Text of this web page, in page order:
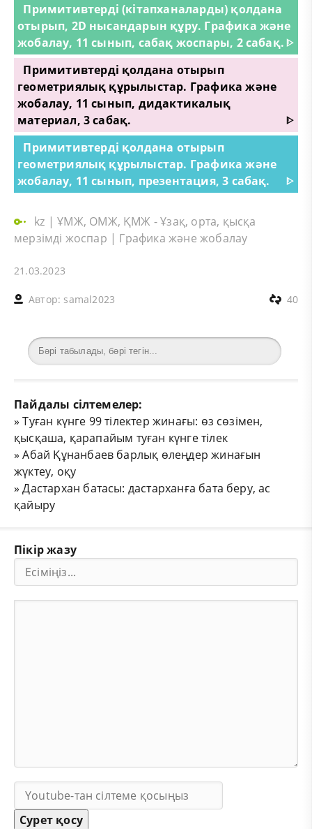
Примитивтерді (кітапханаларды) қолдана
отырып, 2D нысандарын құру. Графика және
жобалау, 11 сынып, сабақ жоспары, 2 сабақ.ᐈ
Примитивтерді қолдана отырып
геометриялық құрылыстар. Графика және
жобалау, 11 сынып, дидактикалық
материал, 3 сабақ.
ᐈ
Примитивтерді қолдана отырып
геометриялық құрылыстар. Графика және
жобалау, 11 сынып, презентация, 3 сабақ.
ᐈ
kz |ҰМЖ, ОМЖ, ҚМЖ - Ұзақ, орта, қысқа
мерзімді жоспар | Графика және жобалау
21.03.2023
Автор: samal2023 40
Пайдалы сілтемелер:
»Туған күнге 99 тілектер жинағы: өз сөзімен,
қысқаша, қарапайым туған күнге тілек
»Абай Құнанбаев барлық өлеңдер жинағын
жүктеу, оқу
»Дастархан батасы: дастарханға бата беру, ас
қайыру
Пікір жазу
Сурет қосу